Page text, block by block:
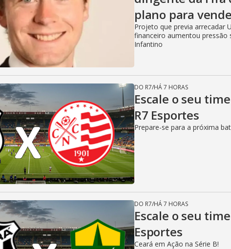
plano para
Projeto que previa arrecadar
financeiro aumentou pressão
Infantino
DO R7/HÁ 7 HORAS
Escale o seu
R7 Esportes
Prepare-se para a próxima
DO R7/HÁ 7 HORAS
Escale o seu
Esportes
Ceará em Ação na Série B!